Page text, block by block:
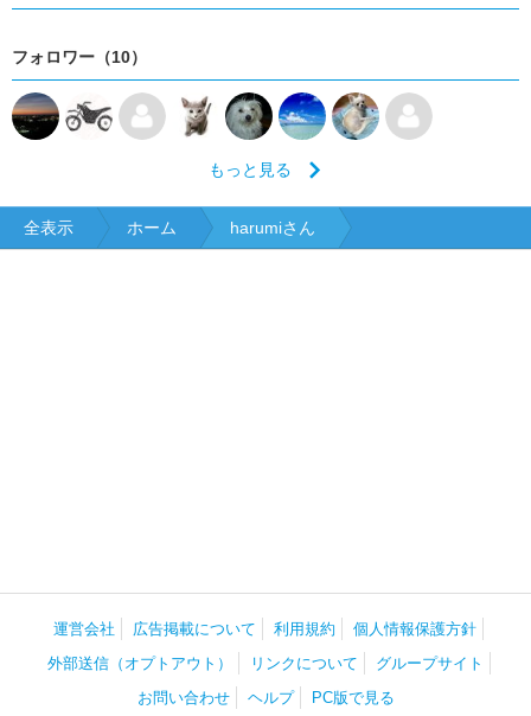
フォロワー（10）
もっと見る
全表示 ホーム harumiさん
運営会社 広告掲載について 利用規約
個人情報保護方針
外部送信（オプトアウト）
リンクについて
グループサイト
お問い合わせ
ヘルプ PC版で見る